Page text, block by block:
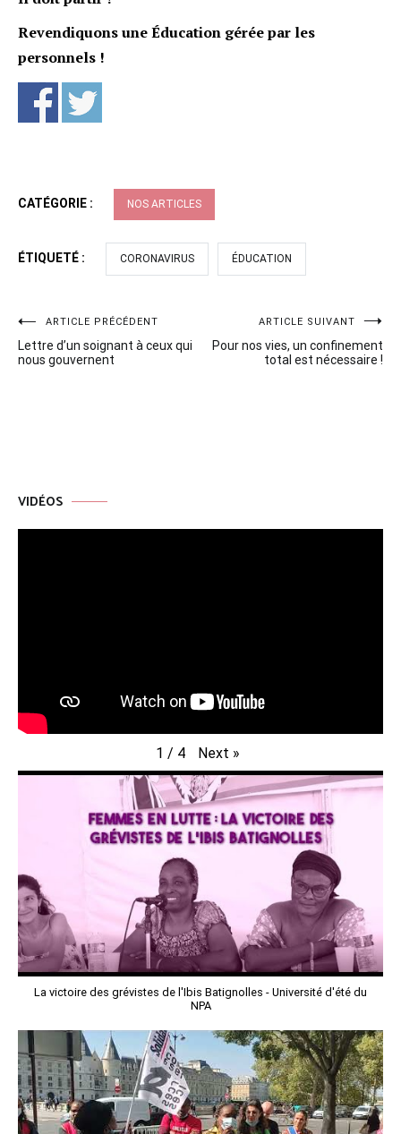
Revendiquons une Éducation gérée par les
personnels !
CATÉGORIE : NOS ARTICLES
ÉTIQUETÉ : CORONAVIRUS ÉDUCATION
Navigation
de
ARTICLE PRÉCÉDENT
Lettre d’un soignant à ceux qui
nous gouvernent
ARTICLE SUIVANT
Pour nos vies, un confinement
total est nécessaire !
VIDÉOS
1 / 4 Next »
La victoire des grévistes de l'Ibis Batignolles - Université d'été du
NPA